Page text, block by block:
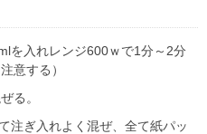
入れレンジ600ｗで1分～2分
意する）
る。
ぎ入れよく混ぜ、全て紙パッ